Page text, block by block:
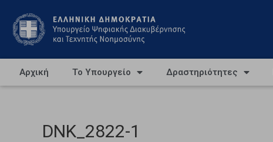
Αρχική Το Υπουργείο Δραστηριότητες
DNK_2822-1